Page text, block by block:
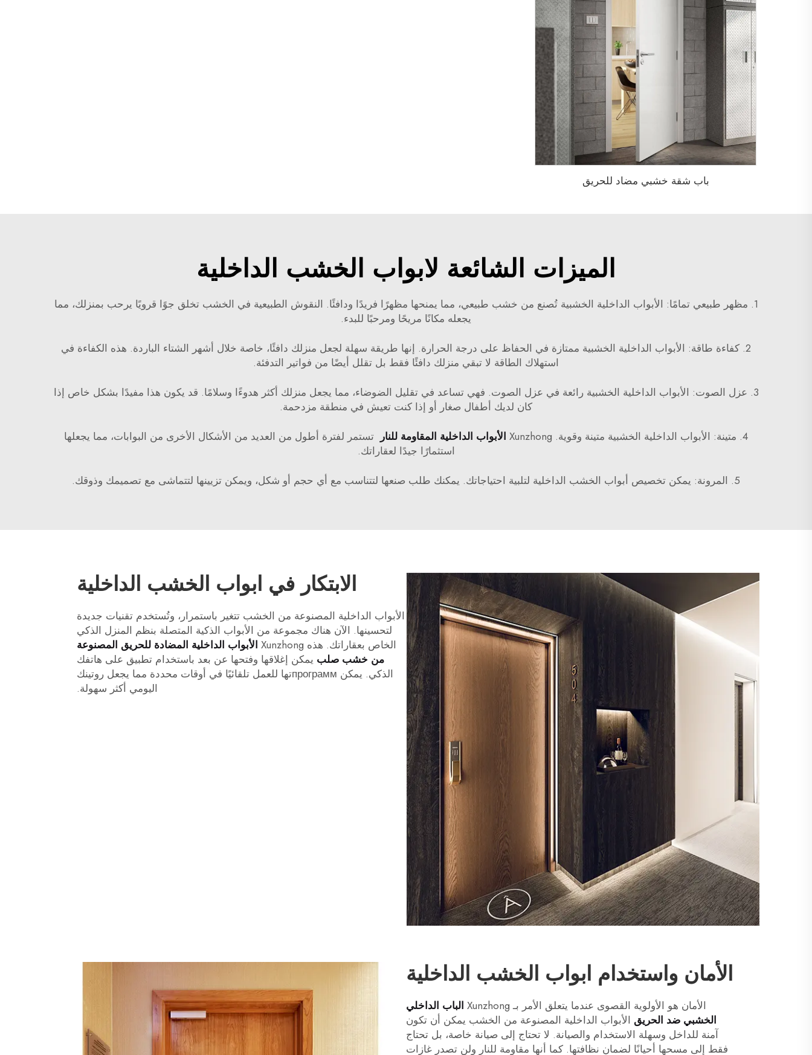
باب شقة خشبي مضاد للحريق
الميزات الشائعة لابواب الخشب الداخلية
1. مظهر طبيعي تمامًا: الأبواب الداخلية الخشبية تُصنع من خشب طبيعي، مما يمنحها مظهرًا فريدًا ودافئًا. النقوش الطبيعية في الخشب تخلق جوًا قرويًا يرحب بمنزلك، مما
يجعله مكانًا مريحًا ومرحبًا للبدء.
2. كفاءة طاقة: الأبواب الداخلية الخشبية ممتازة في الحفاظ على درجة الحرارة. إنها طريقة سهلة لجعل منزلك دافئًا، خاصة خلال أشهر الشتاء الباردة. هذه الكفاءة في
استهلاك الطاقة لا تبقي منزلك دافئًا فقط بل تقلل أيضًا من فواتير التدفئة.
3. عزل الصوت: الأبواب الداخلية الخشبية رائعة في عزل الصوت. فهي تساعد في تقليل الضوضاء، مما يجعل منزلك أكثر هدوءًا وسلامًا. قد يكون هذا مفيدًا بشكل خاص إذا
كان لديك أطفال صغار أو إذا كنت تعيش في منطقة مزدحمة.
4. متينة: الأبواب الداخلية الخشبية متينة وقوية. Xunzhong الأبواب الداخلية المقاومة للنار
تستمر لفترة أطول من العديد من الأشكال الأخرى من البوابات، مما يجعلها
استثمارًا جيدًا لعقاراتك.
5. المرونة: يمكن تخصيص أبواب الخشب الداخلية لتلبية احتياجاتك. يمكنك طلب صنعها لتتناسب مع أي حجم أو شكل، ويمكن تزيينها لتتماشى مع تصميمك وذوقك.
الابتكار في ابواب الخشب الداخلية
الأبواب الداخلية المصنوعة من الخشب تتغير باستمرار، وتُستخدم تقنيات جديدة
لتحسينها. الآن هناك مجموعة من الأبواب الذكية المتصلة بنظم المنزل الذكي
الخاص بعقاراتك. هذه Xunzhong
الأبواب الداخلية المضادة للحريق المصنوعة
من خشب صلب يمكن إغلاقها وفتحها عن بعد باستخدام تطبيق على هاتفك
الذكي. يمكن программتها للعمل تلقائيًا في أوقات محددة مما يجعل روتينك
اليومي أكثر سهولة.
الأمان واستخدام ابواب الخشب الداخلية
الأمان هو الأولوية القصوى عندما يتعلق الأمر بـ Xunzhong
الباب الداخلي
الخشبي ضد الحريق الأبواب الداخلية المصنوعة من الخشب يمكن أن تكون
آمنة للداخل وسهلة الاستخدام والصيانة. لا تحتاج إلى صيانة خاصة، بل تحتاج
فقط إلى مسحها أحيانًا لضمان نظافتها. كما أنها مقاومة للنار ولن تصدر غازات